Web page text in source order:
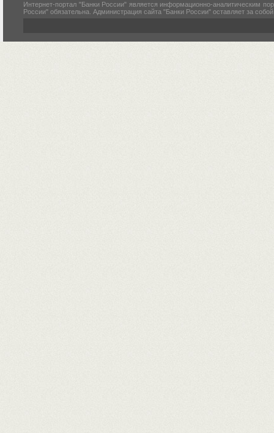
Интернет-портал "Банки России" является информационно-аналитическим
России" обязательна. Администрация сайта "Банки России" оставляет за